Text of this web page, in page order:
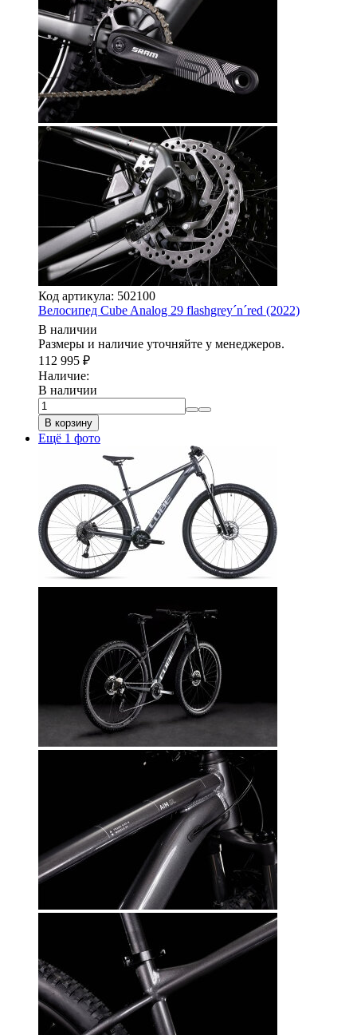
Код артикула: 502100
Велосипед Cube Analog 29 flashgrey´n´red (2022)
В наличии
Размеры и наличие уточняйте у менеджеров.
112 995 ₽
Наличие:
В наличии
В корзину
Ещё 1 фото